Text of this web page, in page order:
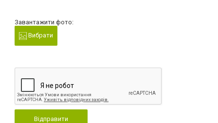
Завантажити фото:
Вибрати
Відправити